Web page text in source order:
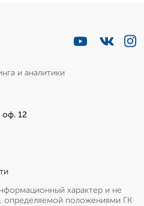
и аналитики
оф. 12
характер и не
определяемой положениями ГК